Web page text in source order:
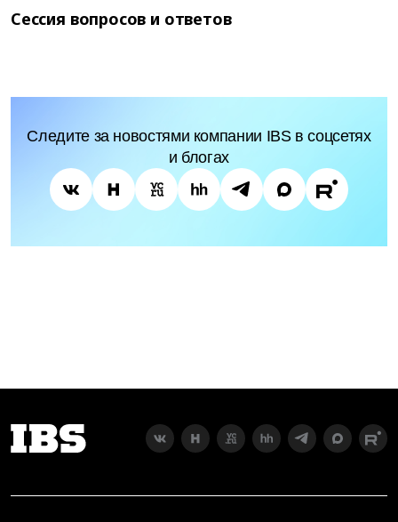
Сессия вопросов и ответов
Следите за новостями компании IBS в соцсетях
и блогах